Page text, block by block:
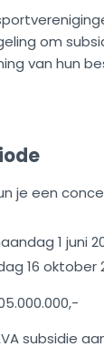
om
van hun
je een
1 juni
16 oktober
subsidie